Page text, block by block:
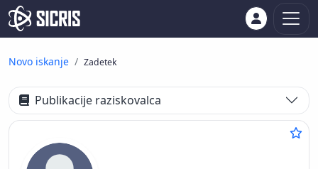
Novo iskanje Zadetek
Publikacije raziskovalca